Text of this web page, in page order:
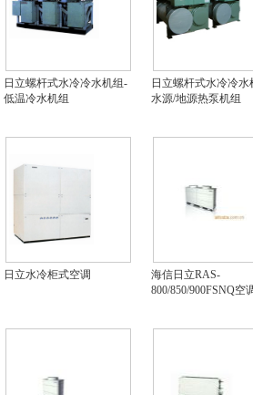
日立螺杆式水冷冷水机组-
低温冷水机组
日立螺杆式水冷冷水
水源/地源热泵机组
日立水冷柜式空调
海信日立RAS-
800/850/900FSNQ空